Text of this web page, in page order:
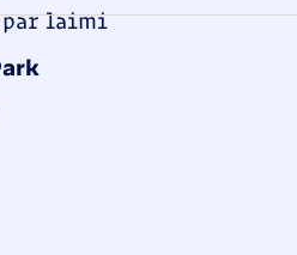
par laimi